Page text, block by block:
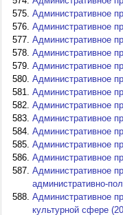
Административное
Административное
Административное
Административное
Административное
Административное
Административное
Административное
Административное
Административное
Административное
Административное
Административное
административно-
Административное
культурной сфере